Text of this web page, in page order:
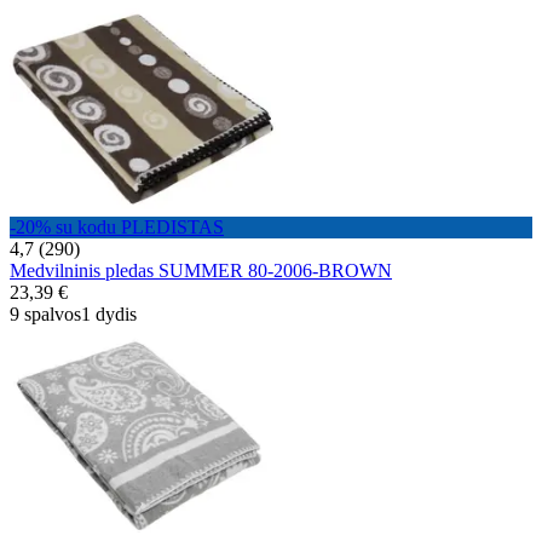
-20% su kodu PLEDISTAS
4,7 (290)
Medvilninis pledas SUMMER 80-2006-BROWN
23,39 €
9 spalvos1 dydis